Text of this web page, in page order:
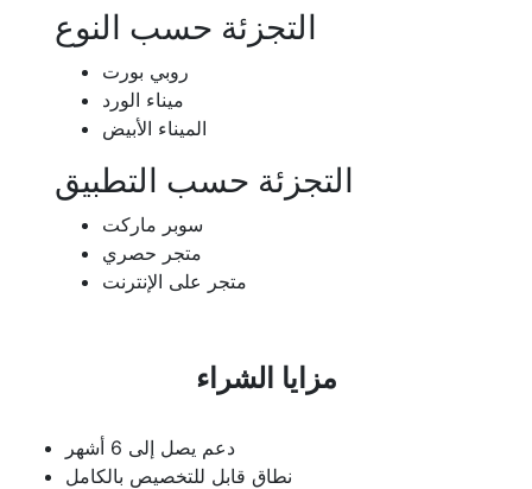
التجزئة حسب النوع
روبي بورت
ميناء الورد
الميناء الأبيض
التجزئة حسب التطبيق
سوبر ماركت
متجر حصري
متجر على الإنترنت
مزايا الشراء
دعم يصل إلى 6 أشهر
نطاق قابل للتخصيص بالكامل